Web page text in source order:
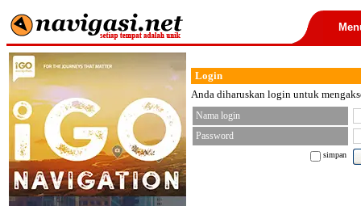
Login
Anda diharuskan login untuk
Nama login
Password
simpan